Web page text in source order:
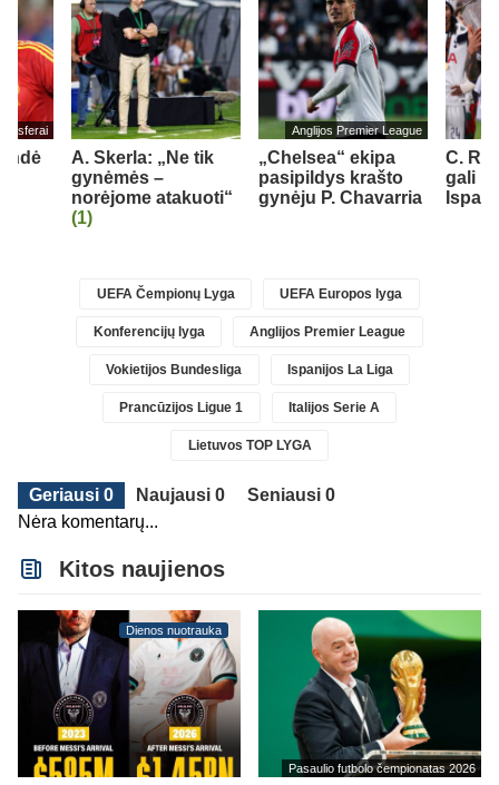
A. Skerla: „Ne tik
gynėmės –
norėjome atakuoti“
(1)
Anglijos Premier League
„Chelsea“ ekipa
pasipildys krašto
gynėju P. Chavarria
C.
gali
UEFA Čempionų Lyga UEFA Europos lyga
Konferencijų lyga Anglijos Premier League
Vokietijos Bundesliga Ispanijos La Liga
Prancūzijos Ligue 1 Italijos Serie A
Lietuvos TOP LYGA
Geriausi 0 Naujausi 0
Seniausi 0
Nėra komentarų...
Kitos naujienos
Dienos nuotrauka
Pasaulio futbolo čempionatas 2026